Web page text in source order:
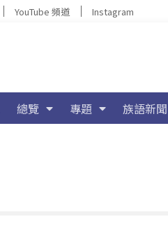
YouTube 頻道 Instagram
總覽 專題 族語新聞